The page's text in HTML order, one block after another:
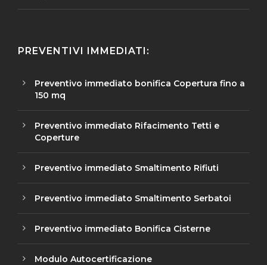
PREVENTIVI IMMEDIATI:
Preventivo immediato bonifica Copertura fino a
150 mq
Preventivo immediato Rifacimento Tetti e
Coperture
Preventivo immediato Smaltimento Rifiuti
Preventivo immediato Smaltimento Serbatoi
Preventivo immediato Bonifica Cisterne
Modulo Autocertificazione